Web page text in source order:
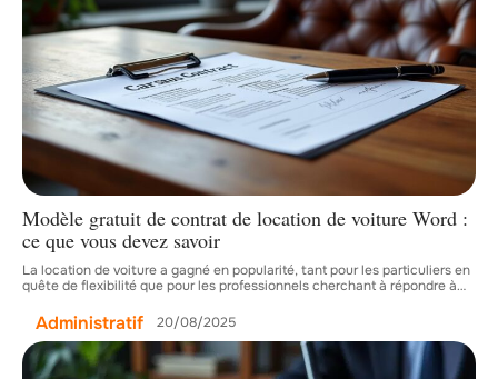
Modèle gratuit de contrat de location de voiture Word :
ce que vous devez savoir
La location de voiture a gagné en popularité, tant pour les particuliers en
quête de flexibilité que pour les professionnels cherchant à répondre à…
Administratif 20/08/2025